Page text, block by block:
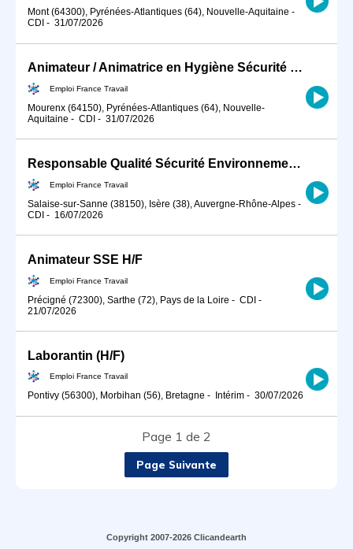
Mont (64300), Pyrénées-Atlantiques (64), Nouvelle-Aquitaine -
CDI - 31/07/2026
Animateur / Animatrice en Hygiène Sécurité Environnement (HSE) (H/F)
Emploi France Travail
Mourenx (64150), Pyrénées-Atlantiques (64), Nouvelle-
Aquitaine - CDI - 31/07/2026
Responsable Qualité Sécurité Environnement -QSE- en industrie (H/F)
Emploi France Travail
Salaise-sur-Sanne (38150), Isère (38), Auvergne-Rhône-Alpes -
CDI - 16/07/2026
Animateur SSE H/F
Emploi France Travail
Précigné (72300), Sarthe (72), Pays de la Loire - CDI -
21/07/2026
Laborantin (H/F)
Emploi France Travail
Pontivy (56300), Morbihan (56), Bretagne - Intérim - 30/07/2026
Page 1 de 2
Page Suivante
Copyright 2007-2026 Clicandearth